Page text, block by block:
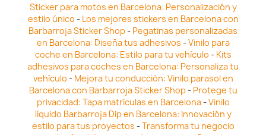
Sticker para motos en Barcelona: Personalización y
estilo único - Los mejores stickers en Barcelona con
Barbarroja Sticker Shop- Pegatinas personalizadas
en Barcelona: Diseña tus adhesivos -Vinilo para
coche en Barcelona: Estilo para tu vehículo - Kits
adhesivos para coches en Barcelona: Personaliza tu
vehículo - Mejora tu conducción: Vinilo parasol en
Barcelona con Barbarroja Sticker Shop- Protege tu
privacidad: Tapa matrículas en Barcelona-Vinilo
líquido Barbarroja Dip en Barcelona: Innovación y
estilo para tus proyectos -Transforma tu negocio